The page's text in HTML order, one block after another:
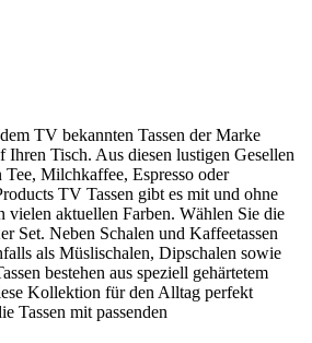
TV bekannten Tassen der Marke
Tisch. Aus diesen lustigen Gesellen
Tee, Milchkaffee, Espresso oder
TV Tassen gibt es mit und ohne
aktuellen Farben. Wählen Sie die
Set. Neben Schalen und Kaffeetassen
als Müslischalen, Dipschalen sowie
bestehen aus speziell gehärtetem
Kollektion für den Alltag perfekt
Tassen mit passenden